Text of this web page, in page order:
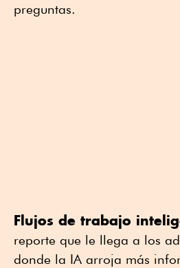
preguntas.
Flujos de trabajo
reporte que le llega a los
donde la IA arroja más